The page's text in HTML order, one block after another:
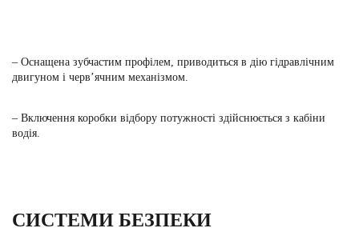
– Оснащена зубчастим профілем, приводиться в дію гідравлічним
двигуном і черв’ячним механізмом.
– Включення коробки відбору потужності здійснюється з кабіни
водія.
СИСТЕМИ БЕЗПЕКИ